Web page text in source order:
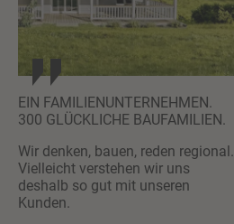
EIN FAMILIENUNTERNEHMEN.
300 GLÜCKLICHE BAUFAMILIEN.
Wir denken, bauen, reden regional.
Vielleicht verstehen wir uns
deshalb so gut mit unseren
Kunden.